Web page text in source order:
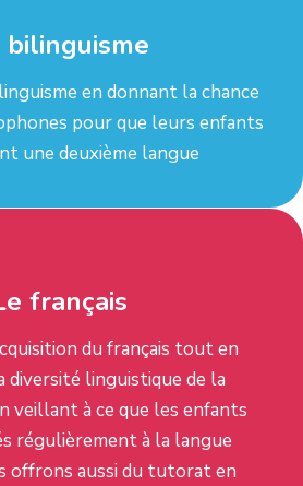
bilinguisme
en donnant la chance
pour que leurs enfants
une deuxième langue
français
du français tout en
diversité linguistique de la
veillant à ce que les enfants
régulièrement à la langue
offrons aussi du tutorat en